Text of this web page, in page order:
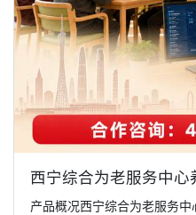
西宁综合为老服务中心
产品概况西宁综合为老服务